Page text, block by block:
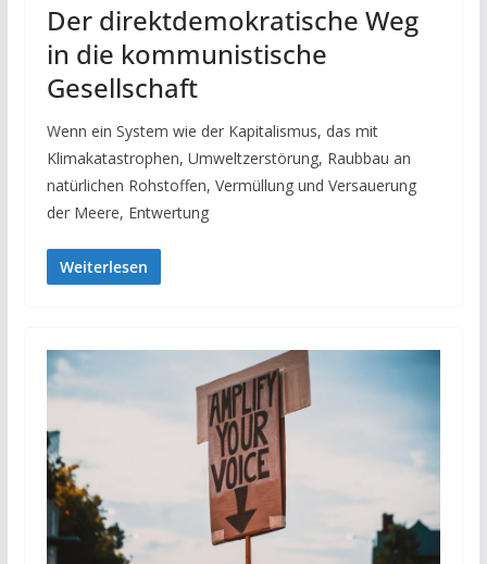
Der direktdemokratische Weg
in die kommunistische
Gesellschaft
Wenn ein System wie der Kapitalismus, das mit
Klimakatastrophen, Umweltzerstörung, Raubbau an
natürlichen Rohstoffen, Vermüllung und Versauerung
der Meere, Entwertung
Weiterlesen